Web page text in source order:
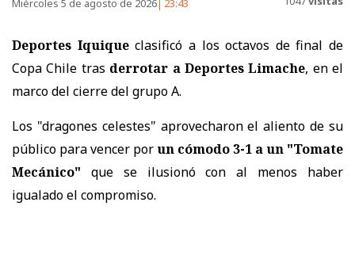
Miércoles 5 de agosto de 2026 23:43
Deportes Iquiqueclasificó a los octavos de final de
Copa Chile tras derrotar a Deportes Limache, en el
marco del cierre del grupo A.
Los "dragones celestes" aprovecharon el aliento de su
público para vencer porun cómodo 3-1 a un "Tomate
Mecánico" que se ilusionó con al menos haber
igualado el compromiso.